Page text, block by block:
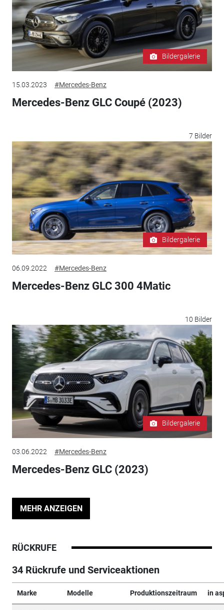
Bildergalerie
15.03.2023 #Mercedes-Benz
Mercedes-Benz GLC Coupé (2023)
7 Bilder
Bildergalerie
06.09.2022 #Mercedes-Benz
Mercedes-Benz GLC 300 4Matic
10 Bilder
Bildergalerie
03.06.2022 #Mercedes-Benz
Mercedes-Benz GLC (2023)
MEHR ANZEIGEN
RÜCKRUFE
34 Rückrufe und Serviceaktionen
Marke Modelle Produktionszeitraum in